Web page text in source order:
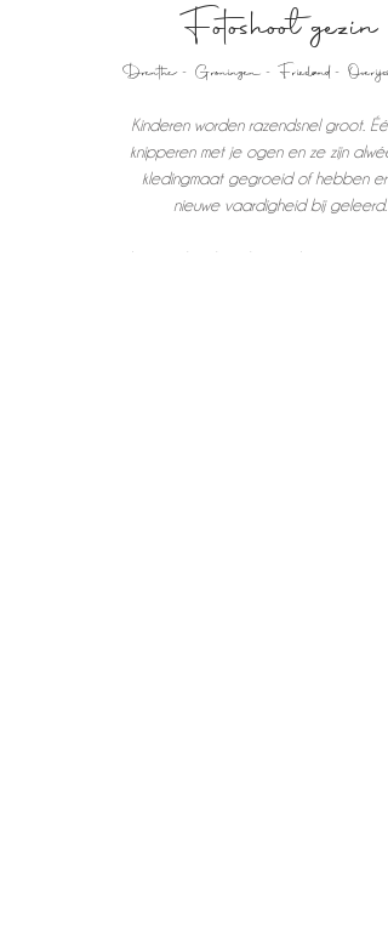
Fotoshoot gezin
Drenthe - Groningen - Friesland - Overijssel
Kinderen worden razendsnel groot.
knipperen met je ogen en ze zijn
kledingmaat gegroeid of hebben er
nieuwe vaardigheid bij geleerd.